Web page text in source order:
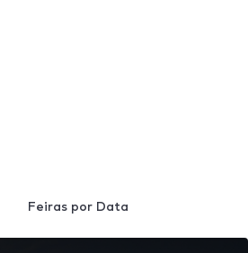
Feiras por Data